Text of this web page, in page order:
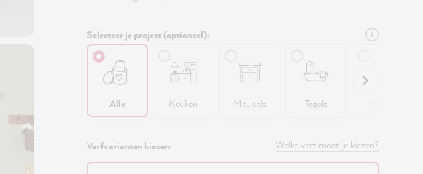
Selecteer je project (optioneel):
Alle Keuken Meubels Tegels
Verfvarianten kiezen: Welke verf moet je kiezen?